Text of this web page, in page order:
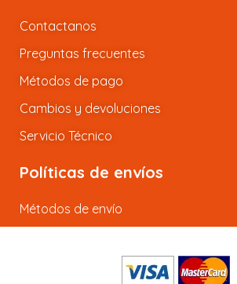
Contactanos
Preguntas frecuentes
Métodos de pago
Cambios y devoluciones
Servicio Técnico
Políticas de envíos
Métodos de envío